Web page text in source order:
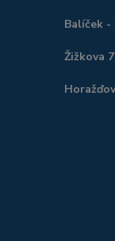
Balíček -
Žižkova